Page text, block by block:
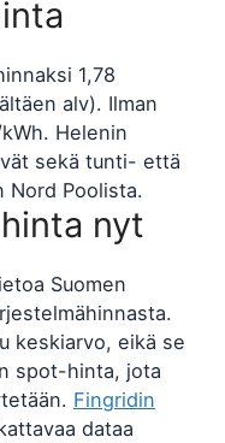
1,78
alv). Ilman
Helenin
sekä tunti- että
Poolista.
nyt
Suomen
keskiarvo, eikä se
spot-hinta, jota
Fingridin
dataa